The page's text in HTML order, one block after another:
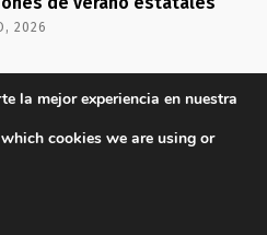
2026
perder
la mejor experiencia en nuestra
cookies we are using or